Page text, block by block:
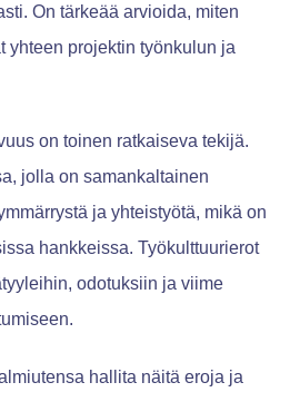
On tärkeää arvioida, miten
yhteen projektin työnkulun ja
on toinen ratkaiseva tekijä.
jolla on samankaltainen
ja yhteistyötä, mikä on
hankkeissa. Työkulttuurierot
odotuksiin ja viime
hallita näitä eroja ja